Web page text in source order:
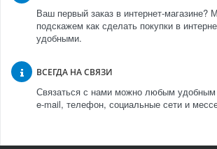
Ваш первый заказ в интернет-магазине?
подскажем как сделать покупки в
удобными.
ВСЕГДА НА СВЯЗИ
Связаться с нами можно любым
e-mail, телефон, социальные сети и